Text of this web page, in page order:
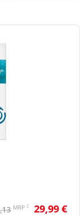
MRP 2 29,99 €